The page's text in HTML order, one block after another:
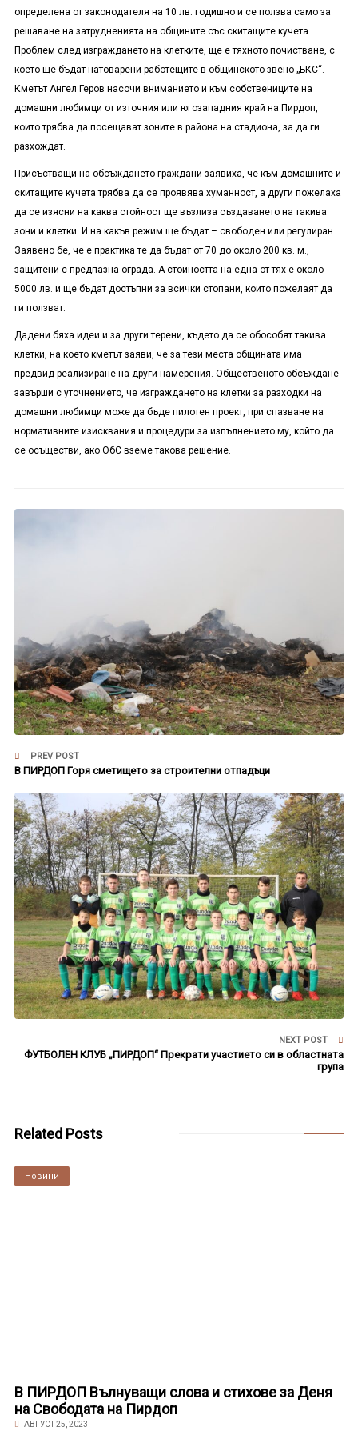
определена от законодателя на 10 лв. годишно и се ползва само за
решаване на затрудненията на общините със скитащите кучета.
Проблем след изграждането на клетките, ще е тяхното почистване, с
което ще бъдат натоварени работещите в общинското звено „БКС“.
Кметът Ангел Геров насочи вниманието и към собствениците на
домашни любимци от източния или югозападния край на Пирдоп,
които трябва да посещават зоните в района на стадиона, за да ги
разхождат.
Присъстващи на обсъждането граждани заявиха, че към домашните и
скитащите кучета трябва да се проявява хуманност, а други пожелаха
да се изясни на каква стойност ще възлиза създаването на такива
зони и клетки. И на какъв режим ще бъдат – свободен или регулиран.
Заявено бе, че е практика те да бъдат от 70 до около 200 кв. м.,
защитени с предпазна ограда. А стойността на една от тях е около
5000 лв. и ще бъдат достъпни за всички стопани, които пожелаят да
ги ползват.
Дадени бяха идеи и за други терени, където да се обособят такива
клетки, на което кметът заяви, че за тези места общината има
предвид реализиране на други намерения. Общественото обсъждане
завърши с уточнението, че изграждането на клетки за разходки на
домашни любимци може да бъде пилотен проект, при спазване на
нормативните изисквания и процедури за изпълнението му, който да
се осъществи, ако ОбС вземе такова решение.
PREV POST
В ПИРДОП Горя сметището за строителни отпадъци
NEXT POST
ФУТБОЛЕН КЛУБ „ПИРДОП“ Прекрати участието си в областната
група
Related Posts
Култура
Новини
В ПИРДОП Вълнуващи слова и стихове за Деня
на Свободата на Пирдоп
АВГУСТ 25, 2023